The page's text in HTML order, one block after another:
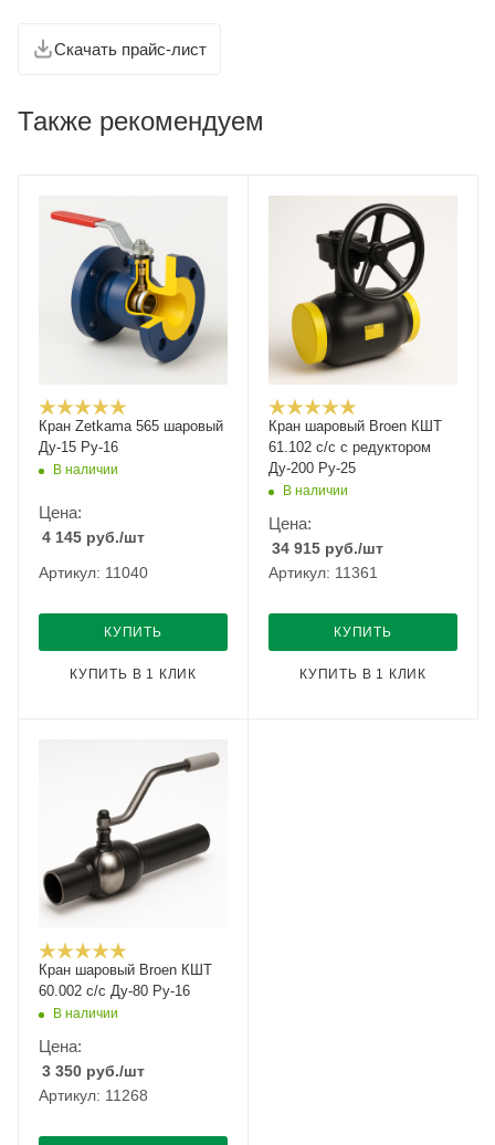
Скачать прайс-лист
Также рекомендуем
Кран Zetkama 565 шаровый
Ду-15 Ру-16
В наличии
Цена:
4 145 руб./шт
Артикул: 11040
КУПИТЬ
КУПИТЬ В 1 КЛИК
Кран шаровый Broen КШТ
61.102 с/с с редуктором
Ду-200 Ру-25
В наличии
Цена:
34 915 руб./шт
Артикул: 11361
КУПИТЬ
КУПИТЬ В 1 КЛИК
Кран шаровый Broen КШТ
60.002 с/с Ду-80 Ру-16
В наличии
Цена:
3 350 руб./шт
Артикул: 11268